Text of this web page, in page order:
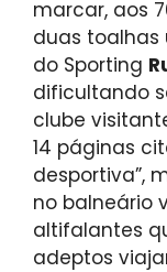
marcar, aos
duas toalhas
do Sporting
dificultando
clube
14 páginas
desportiva”,
no balneário
altifalantes
adeptos